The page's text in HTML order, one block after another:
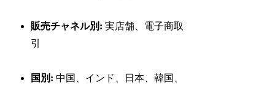
販売チャネル別: 実店舗、電子商取
引
国別: 中国、インド、日本、韓国、